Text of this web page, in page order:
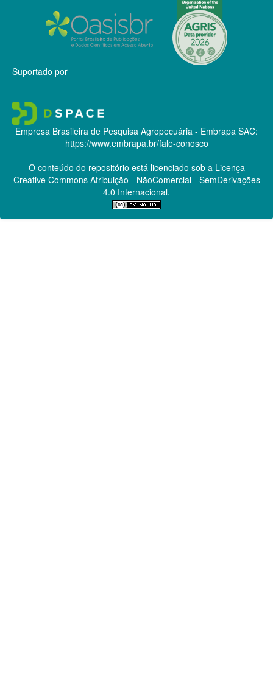
Suportado por
Empresa Brasileira de Pesquisa Agropecuária - Embrapa SAC:
https://www.embrapa.br/fale-conosco
O conteúdo do repositório está licenciado sob a Licença
Creative CommonsAtribuição - NãoComercial - SemDerivações
4.0 Internacional.